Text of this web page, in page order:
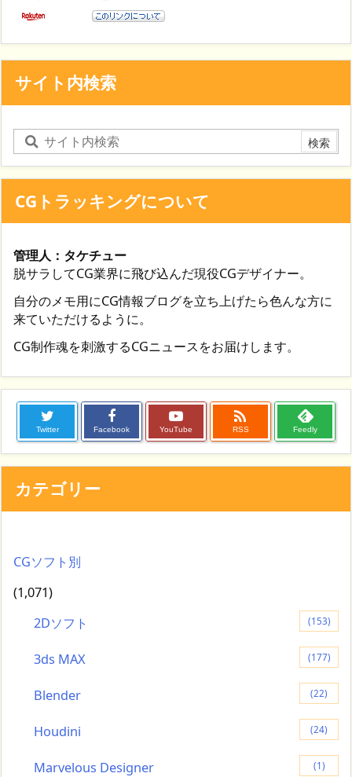
サイト内検索
CGトラッキングについて
管理人：タケチュー
脱サラしてCG業界に飛び込んだ現役CGデザイナー。
自分のメモ用にCG情報ブログを立ち上げたら色んな方に
来ていただけるように。
CG制作魂を刺激するCGニュースをお届けします。
Twitter Facebook YouTube

RSS Feedly
カテゴリー
CGソフト別
(1,071)
2Dソフト
(153)
3ds MAX (177)
Blender (22)
Houdini (24)
Marvelous Designer (1)